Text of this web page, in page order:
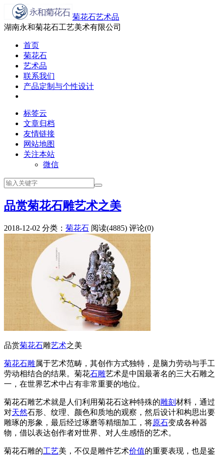
菊花石艺术品
湖南永和菊花石工艺美术有限公司
首页
菊花石
艺术品
联系我们
产品定制与个性设计
标签云
文章归档
友情链接
网站地图
关注本站
微信
品赏菊花石雕艺术之美
2018-12-02 分类： 菊花石 阅读(4885) 评论(0)
品赏菊花石雕艺术之美
菊花石雕属于艺术范畴，其创作方式独特，是脑力劳动与手工
劳动相结合的结果。菊花石雕艺术是中国最著名的三大石雕之
一，在世界艺术中占有非常重要的地位。
菊花石雕艺术就是人们利用菊花石这种特殊的雕刻 材料，通过
对天然石形、纹理、颜色和质地的观察，然后设计和构思出要
雕琢的形象，最后经过琢磨等精细加工，将原石变成各种器
物，借以表达创作者对世界、对人生感悟的艺术。
菊花石雕的工艺美，不仅是雕件艺术价值的重要表现，也是鉴